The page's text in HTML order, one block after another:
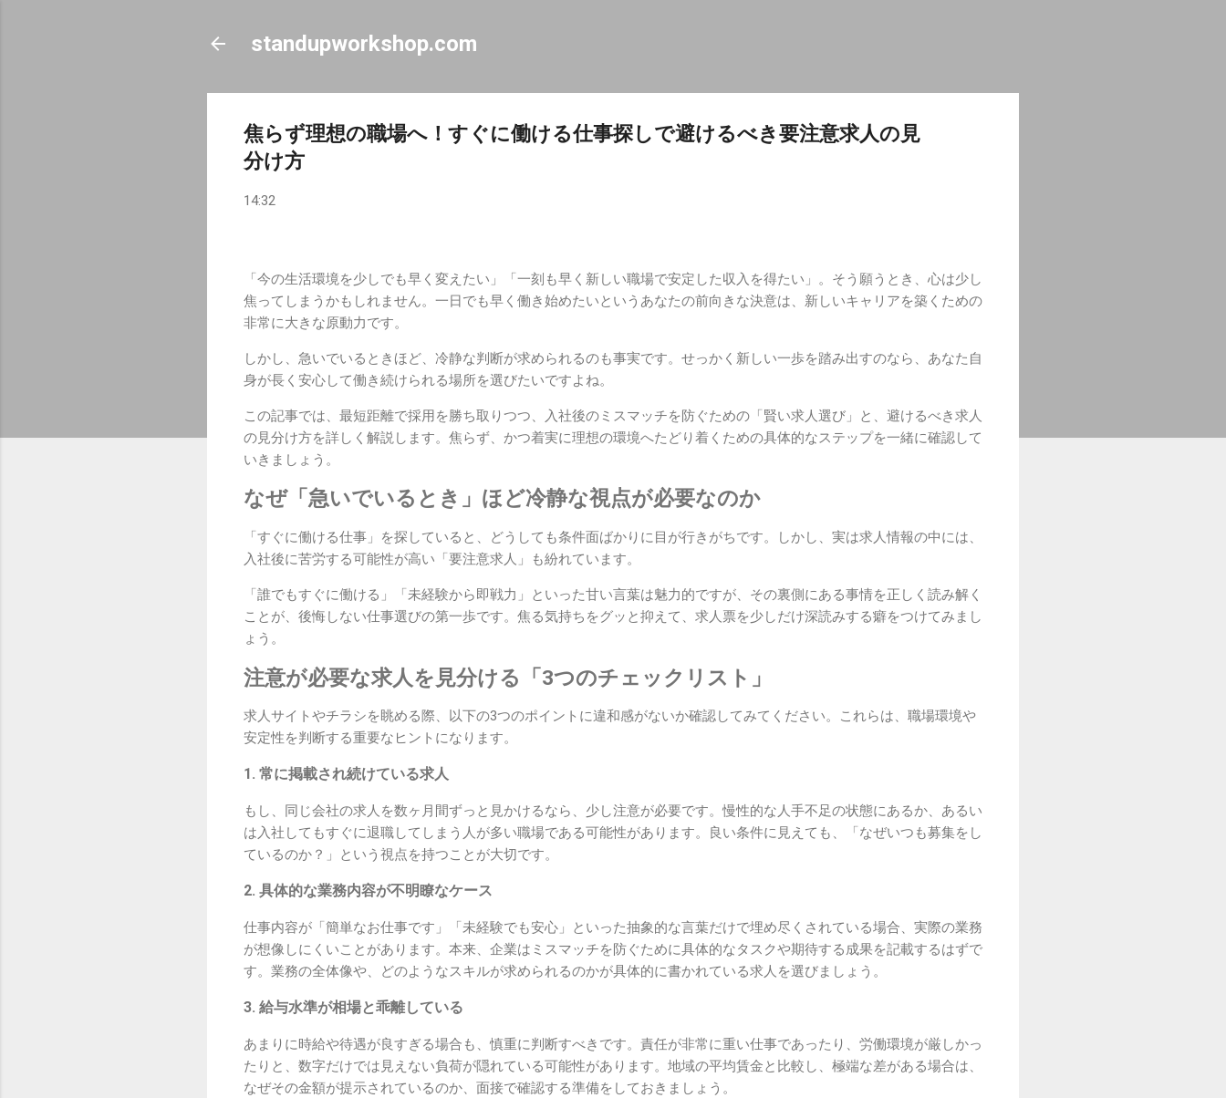
standupworkshop.com
焦らず理想の職場へ！すぐに働ける仕事探しで避けるべき要注意求人の見
分け方
14:32
「今の生活環境を少しでも早く変えたい」「一刻も早く新しい職場で安定した収入を得たい」。そう願うとき、心は少し
焦ってしまうかもしれません。一日でも早く働き始めたいというあなたの前向きな決意は、新しいキャリアを築くための
非常に大きな原動力です。
しかし、急いでいるときほど、冷静な判断が求められるのも事実です。せっかく新しい一歩を踏み出すのなら、あなた自
身が長く安心して働き続けられる場所を選びたいですよね。
この記事では、最短距離で採用を勝ち取りつつ、入社後のミスマッチを防ぐための「賢い求人選び」と、避けるべき求人
の見分け方を詳しく解説します。焦らず、かつ着実に理想の環境へたどり着くための具体的なステップを一緒に確認して
いきましょう。
なぜ「急いでいるとき」ほど冷静な視点が必要なのか
「すぐに働ける仕事」を探していると、どうしても条件面ばかりに目が行きがちです。しかし、実は求人情報の中には、
入社後に苦労する可能性が高い「要注意求人」も紛れています。
「誰でもすぐに働ける」「未経験から即戦力」といった甘い言葉は魅力的ですが、その裏側にある事情を正しく読み解く
ことが、後悔しない仕事選びの第一歩です。焦る気持ちをグッと抑えて、求人票を少しだけ深読みする癖をつけてみまし
ょう。
注意が必要な求人を見分ける「3つのチェックリスト」
求人サイトやチラシを眺める際、以下の3つのポイントに違和感がないか確認してみてください。これらは、職場環境や
安定性を判断する重要なヒントになります。
1. 常に掲載され続けている求人
もし、同じ会社の求人を数ヶ月間ずっと見かけるなら、少し注意が必要です。慢性的な人手不足の状態にあるか、あるい
は入社してもすぐに退職してしまう人が多い職場である可能性があります。良い条件に見えても、「なぜいつも募集をし
ているのか？」という視点を持つことが大切です。
2. 具体的な業務内容が不明瞭なケース
仕事内容が「簡単なお仕事です」「未経験でも安心」といった抽象的な言葉だけで埋め尽くされている場合、実際の業務
が想像しにくいことがあります。本来、企業はミスマッチを防ぐために具体的なタスクや期待する成果を記載するはずで
す。業務の全体像や、どのようなスキルが求められるのかが具体的に書かれている求人を選びましょう。
3. 給与水準が相場と乖離している
あまりに時給や待遇が良すぎる場合も、慎重に判断すべきです。責任が非常に重い仕事であったり、労働環境が厳しかっ
たりと、数字だけでは見えない負荷が隠れている可能性があります。地域の平均賃金と比較し、極端な差がある場合は、
なぜその金額が提示されているのか、面接で確認する準備をしておきましょう。